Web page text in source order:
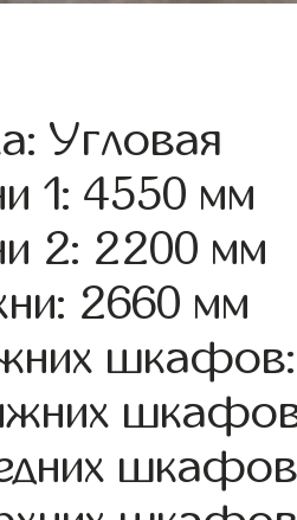
Угловая
1: 4550 мм
2: 2200 мм
2660 мм